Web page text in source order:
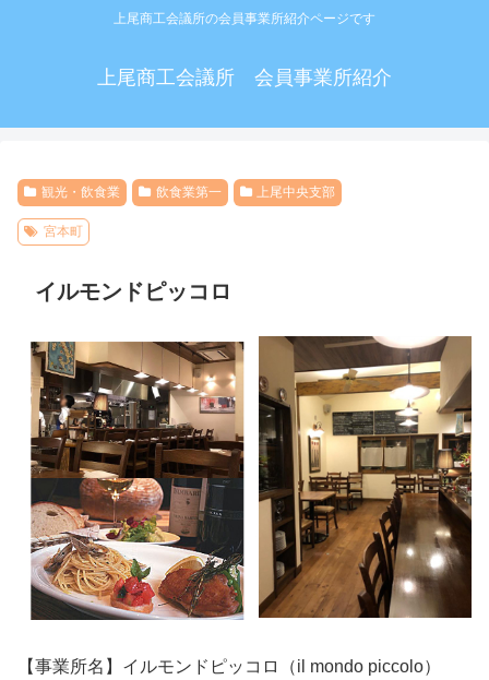
上尾商工会議所の会員事業所紹介ページです
上尾商工会議所 会員事業所紹介
観光・飲食業 飲食業第一 上尾中央支部
宮本町
イルモンドピッコロ
【事業所名】イルモンドピッコロ（il mondo piccolo）